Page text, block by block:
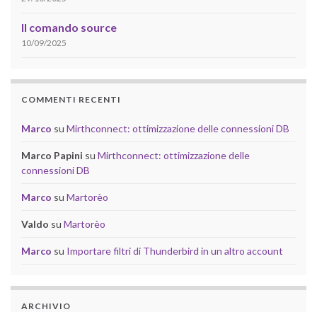
Il comando source
10/09/2025
COMMENTI RECENTI
Marco su Mirthconnect: ottimizzazione delle connessioni DB
Marco Papini su Mirthconnect: ottimizzazione delle
connessioni DB
Marco su Martorèo
Valdo su Martorèo
Marco su Importare filtri di Thunderbird in un altro account
ARCHIVIO